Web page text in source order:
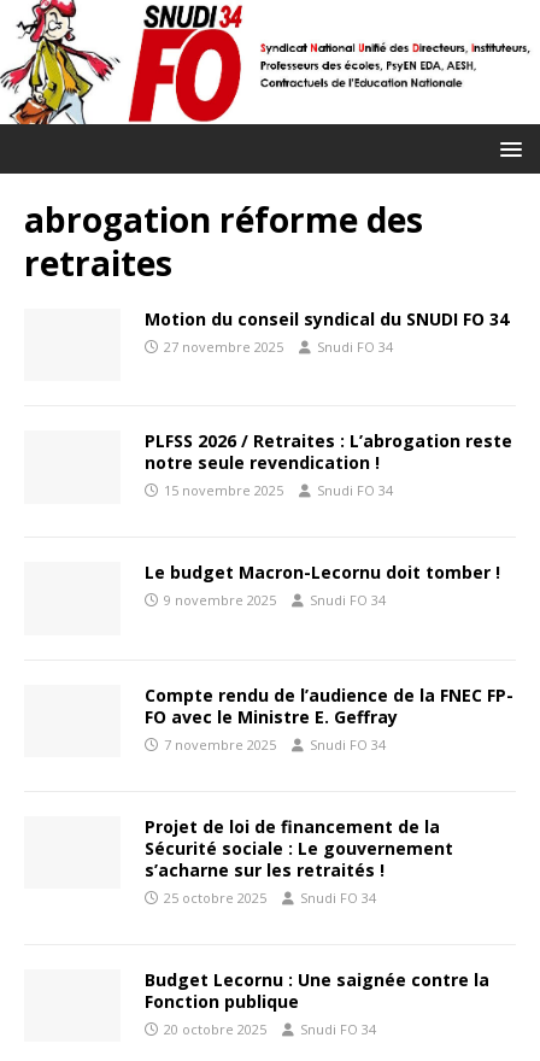
abrogation réforme des
retraites
Motion du conseil syndical du SNUDI FO 34
27 novembre 2025 Snudi FO 34
PLFSS 2026 / Retraites : L’abrogation reste
notre seule revendication !
15 novembre 2025 Snudi FO 34
Le budget Macron-Lecornu doit tomber !
9 novembre 2025 Snudi FO 34
Compte rendu de l’audience de la FNEC FP-
FO avec le Ministre E. Geffray
7 novembre 2025 Snudi FO 34
Projet de loi de financement de la
Sécurité sociale : Le gouvernement
s’acharne sur les retraités !
25 octobre 2025 Snudi FO 34
Budget Lecornu : Une saignée contre la
Fonction publique
20 octobre 2025 Snudi FO 34